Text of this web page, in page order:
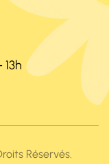
Réservés.